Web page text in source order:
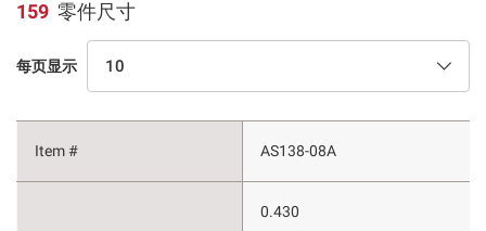
159 零件尺寸
每页显示 10
AS138-08A
0.430